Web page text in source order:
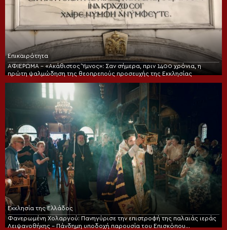
Επικαιρότητα
ΑΦΙΕΡΩΜΑ – «Ακάθιστος Ύμνος»: Σαν σήμερα, πριν 1400 χρόνια, η
πρώτη ψαλμώδηση της θεοπρεπούς προσευχής της Εκκλησίας
Εκκλησία της Ελλάδος
Φανερωμένη Χολαργού: Πανηγύρισε την επιστροφή της παλαιάς ιεράς
Λειψανοθήκης – Πάνδημη υποδοχή παρουσία του Επισκόπου